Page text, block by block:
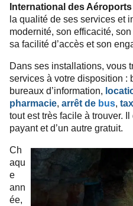
International des Aéroports
la qualité de ses services et
modernité, son efficacité,
sa facilité d’accès et son
Dans ses installations, vous
services à votre disposition :
bureaux d’information,
pharmacie, arrêt de bus,
tout est très facile à trouver. Il
payant et d’un autre gratuit.
Ch
aqu
e
ann
ée,